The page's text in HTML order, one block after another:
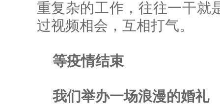
重复杂的工作，往往一干就
过视频相会，互相打气。
等疫情结束
我们举办一场浪漫的婚礼